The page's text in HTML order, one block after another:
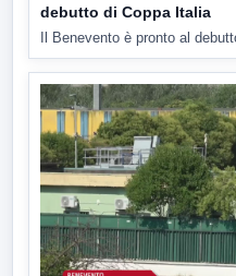
debutto di Coppa Italia
Il Benevento è pronto al